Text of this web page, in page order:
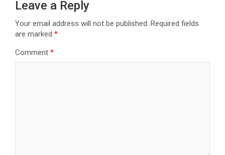
Leave a Reply
Your email address will not be published. Required fields
are marked *
Comment *